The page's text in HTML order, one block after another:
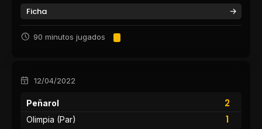
Ficha
90 minutos jugados
12/04/2022
Peñarol
2
1
Olimpia (Par)